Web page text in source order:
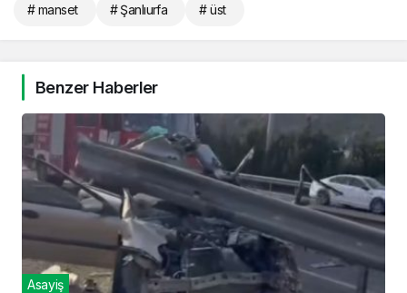
# manset # Şanlıurfa # üst
Benzer Haberler
Asayiş